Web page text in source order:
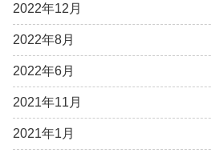
2022年12月
2022年8月
2022年6月
2021年11月
2021年1月